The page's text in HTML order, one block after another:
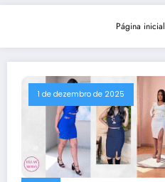
Página inicial
1 de dezembro de 2025